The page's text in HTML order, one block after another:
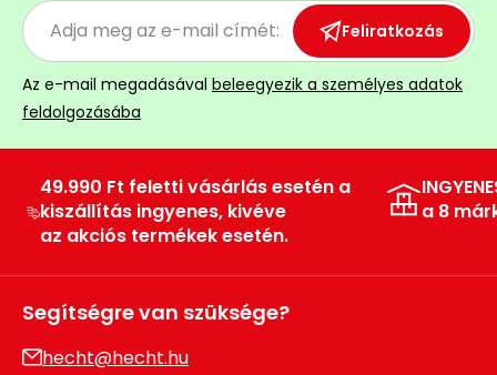
Feliratkozás
Az e-mail megadásával beleegyezik a személyes adatok
feldolgozásába
49.990 Ft feletti vásárlás esetén a
kiszállítás ingyenes, kivéve
az akciós termékek esetén.
a 8
Segítségre van szüksége?
hecht@hecht.hu